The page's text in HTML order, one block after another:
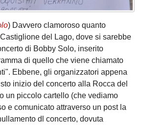
) Davvero clamoroso quanto
del Lago, dove si sarebbe
di Bobby Solo, inserito
di quello che viene chiamato
Ebbene, gli organizzatori appena
inizio del concerto alla Rocca del
un piccolo cartello (che vediamo
e comunicato attraverso un post la
dl concerto, dovuta